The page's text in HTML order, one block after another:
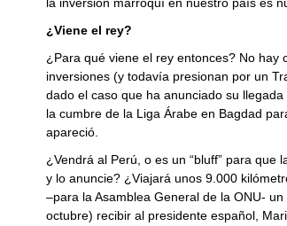
¿Viene el rey?
¿Para qué viene el rey entonces? No hay
inversiones (y todavía presionan por un
dado el caso que ha anunciado su
la cumbre de la Liga Árabe en Bagdad
apareció.
¿Vendrá al Perú, o es un “bluff” para que
y lo anuncie? ¿Viajará unos 9.000
–para la Asamblea General de la ONU-
octubre) recibir al presidente español,